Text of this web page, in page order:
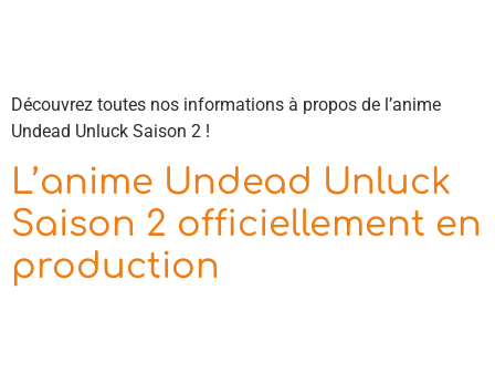
Découvrez toutes nos informations à propos de l’anime
Undead Unluck Saison 2 !
L’anime Undead Unluck
Saison 2 officiellement en
production